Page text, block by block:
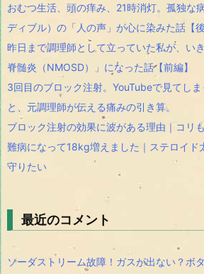
おむつ生活、頭の痒み、21時消灯。孤独な
ディブル）の「人の声」が心に染みた話【後
昨日まで調理師として立っていた私が、い
脊髄炎（NMOSD）」になった話【前編】
3回目のブロック注射。YouTubeで見てし
と、元調理師が伝える痛みの引き算。
ブロック注射の効果に波がある理由｜コリ
難病になって18kg増えました｜ステロイド
守りたい
最近のコメント
ソーダストリーム故障！ガスが出ない？ボ